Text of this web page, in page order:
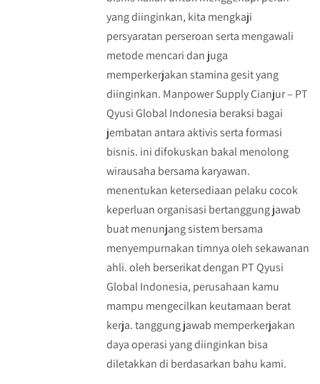
yang diinginkan, kita mengkaji
persyaratan perseroan serta mengawali
metode mencari dan juga
memperkerjakan stamina gesit yang
diinginkan. Manpower Supply Cianjur – PT
Qyusi Global Indonesia beraksi bagai
jembatan antara aktivis serta formasi
bisnis. ini difokuskan bakal menolong
wirausaha bersama karyawan.
menentukan ketersediaan pelaku cocok
keperluan organisasi bertanggung jawab
buat menunjang sistem bersama
menyempurnakan timnya oleh sekawanan
ahli. oleh berserikat dengan PT Qyusi
Global Indonesia, perusahaan kamu
mampu mengecilkan keutamaan berat
kerja. tanggung jawab memperkerjakan
daya operasi yang diinginkan bisa
diletakkan di berdasarkan bahu kami.